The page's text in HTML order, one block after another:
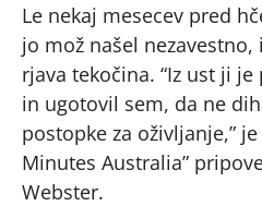
Le nekaj mesecev pred
jo mož našel
rjava tekočina. “Iz ust ji
in ugotovil sem, da ne
postopke za oživljanje,”
Minutes Australia”
Webster.